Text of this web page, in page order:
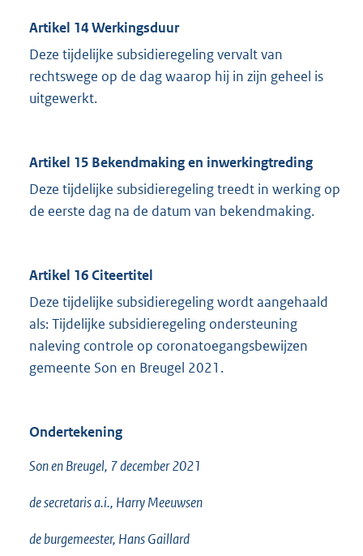
Artikel 14 Werkingsduur
Deze tijdelijke subsidieregeling vervalt van
rechtswege op de dag waarop hij in zijn geheel is
uitgewerkt.
Artikel 15 Bekendmaking en inwerkingtreding
Deze tijdelijke subsidieregeling treedt in werking op
de eerste dag na de datum van bekendmaking.
Artikel 16 Citeertitel
Deze tijdelijke subsidieregeling wordt aangehaald
als: Tijdelijke subsidieregeling ondersteuning
naleving controle op coronatoegangsbewijzen
gemeente Son en Breugel 2021.
Ondertekening
Son en Breugel, 7 december 2021
de secretaris a.i., Harry Meeuwsen
de burgemeester, Hans Gaillard